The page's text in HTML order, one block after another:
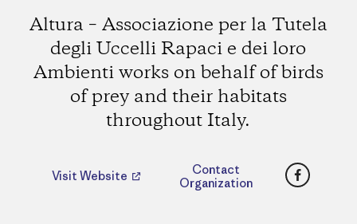
Altura – Associazione per la Tutela
degli Uccelli Rapaci e dei loro
Ambienti works on behalf of birds
of prey and their habitats
throughout Italy.
Visit Website
Contact
Organization